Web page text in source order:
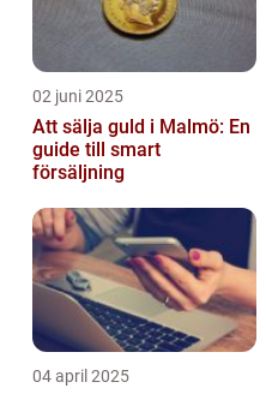
02 juni 2025
Att sälja guld i Malmö: En
guide till smart
försäljning
04 april 2025